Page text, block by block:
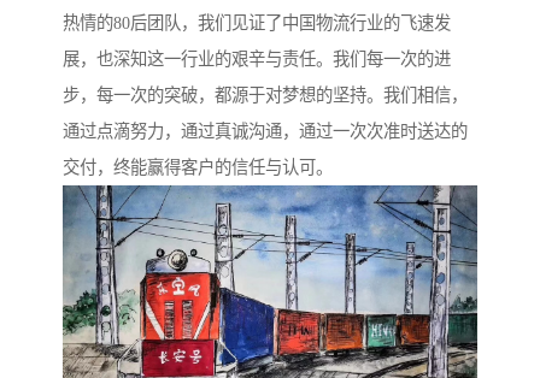
热情的80后团队，我们见证了中国物流行业的飞速发
展，也深知这一行业的艰辛与责任。我们每一次的进
步，每一次的突破，都源于对梦想的坚持。我们相信，
通过点滴努力，通过真诚沟通，通过一次次准时送达的
交付，终能赢得客户的信任与认可。